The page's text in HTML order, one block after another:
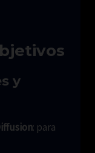
y
: para